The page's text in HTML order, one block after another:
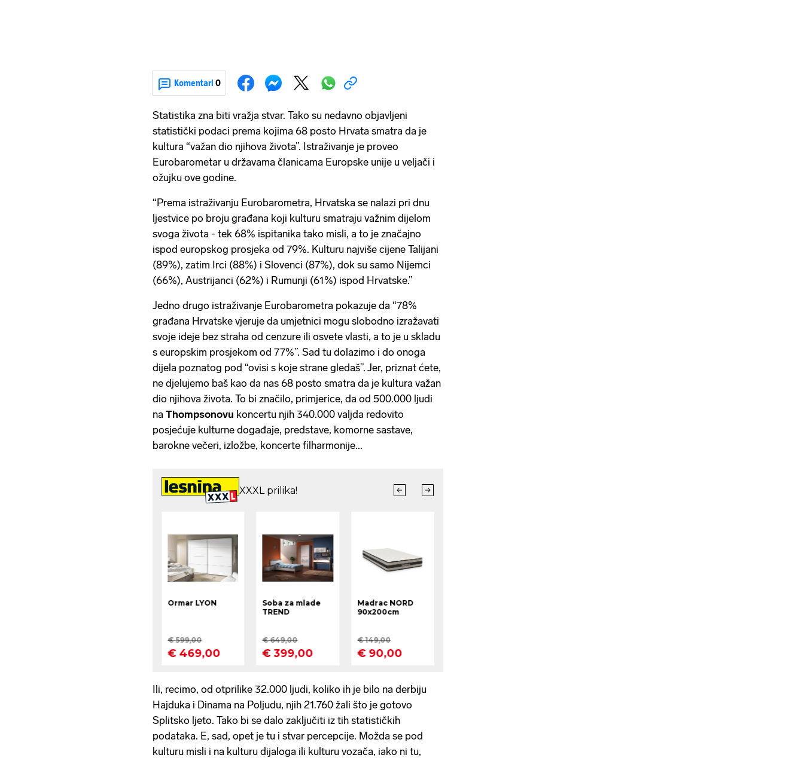
Komentari 0
Statistika zna biti vražja stvar. Tako su nedavno objavljeni
statistički podaci prema kojima 68 posto Hrvata smatra da je
kultura “važan dio njihova života”. Istraživanje je proveo
Eurobarometar u državama članicama Europske unije u veljači i
ožujku ove godine.
“Prema istraživanju Eurobarometra, Hrvatska se nalazi pri dnu
ljestvice po broju građana koji kulturu smatraju važnim dijelom
svoga života - tek 68% ispitanika tako misli, a to je značajno
ispod europskog prosjeka od 79%. Kulturu najviše cijene Talijani
(89%), zatim Irci (88%) i Slovenci (87%), dok su samo Nijemci
(66%), Austrijanci (62%) i Rumunji (61%) ispod Hrvatske.”
Jedno drugo istraživanje Eurobarometra pokazuje da “78%
građana Hrvatske vjeruje da umjetnici mogu slobodno izražavati
svoje ideje bez straha od cenzure ili osvete vlasti, a to je u skladu
s europskim prosjekom od 77%”. Sad tu dolazimo i do onoga
dijela poznatog pod “ovisi s koje strane gledaš”. Jer, priznat ćete,
ne djelujemo baš kao da nas 68 posto smatra da je kultura važan
dio njihova života. To bi značilo, primjerice, da od 500.000 ljudi
na Thompsonovu koncertu njih 340.000 valjda redovito
posjećuje kulturne događaje, predstave, komorne sastave,
barokne večeri, izložbe, koncerte filharmonije...
Ili, recimo, od otprilike 32.000 ljudi, koliko ih je bilo na derbiju
Hajduka i Dinama na Poljudu, njih 21.760 žali što je gotovo
Splitsko ljeto. Tako bi se dalo zaključiti iz tih statističkih
podataka. E, sad, opet je tu i stvar percepcije. Možda se pod
kulturu misli i na kulturu dijaloga ili kulturu vozača, iako ni tu,